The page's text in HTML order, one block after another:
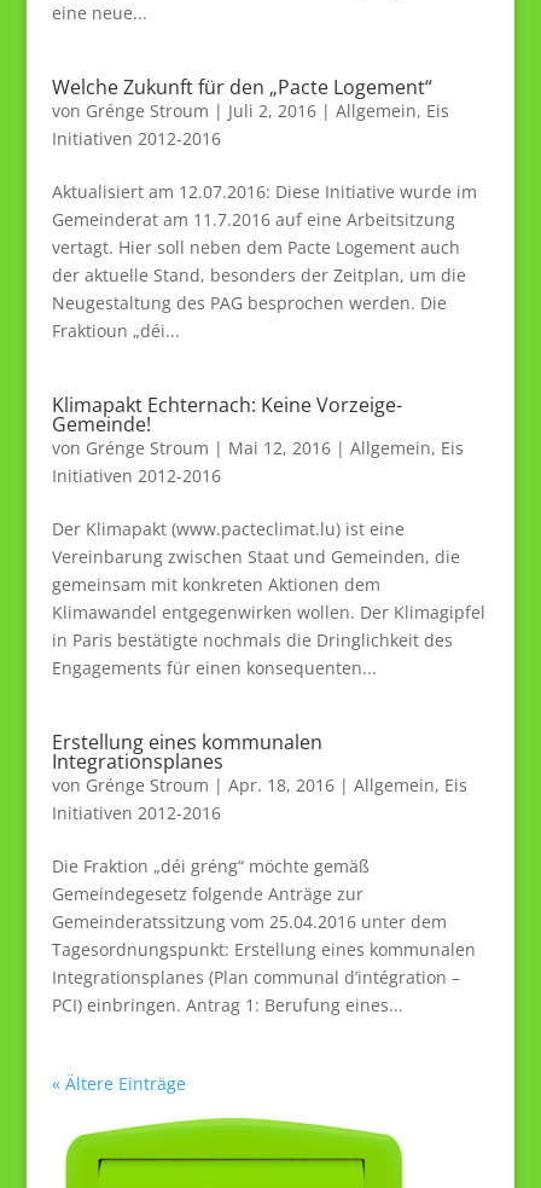
eine neue...
Welche Zukunft für den „Pacte Logement“
von Grénge Stroum | Juli 2, 2016| Allgemein, Eis
Initiativen 2012-2016
Aktualisiert am 12.07.2016: Diese Initiative wurde im
Gemeinderat am 11.7.2016 auf eine Arbeitsitzung
vertagt. Hier soll neben dem Pacte Logement auch
der aktuelle Stand, besonders der Zeitplan, um die
Neugestaltung des PAG besprochen werden. Die
Fraktioun „déi...
Klimapakt Echternach: Keine Vorzeige-
Gemeinde!
von Grénge Stroum | Mai 12, 2016| Allgemein, Eis
Initiativen 2012-2016
Der Klimapakt (www.pacteclimat.lu) ist eine
Vereinbarung zwischen Staat und Gemeinden, die
gemeinsam mit konkreten Aktionen dem
Klimawandel entgegenwirken wollen. Der Klimagipfel
in Paris bestätigte nochmals die Dringlichkeit des
Engagements für einen konsequenten...
Erstellung eines kommunalen
Integrationsplanes
von Grénge Stroum | Apr. 18, 2016| Allgemein, Eis
Initiativen 2012-2016
Die Fraktion „déi gréng“ möchte gemäß
Gemeindegesetz folgende Anträge zur
Gemeinderatssitzung vom 25.04.2016 unter dem
Tagesordnungspunkt: Erstellung eines kommunalen
Integrationsplanes (Plan communal d’intégration –
PCI) einbringen. Antrag 1: Berufung eines...
« Ältere Einträge